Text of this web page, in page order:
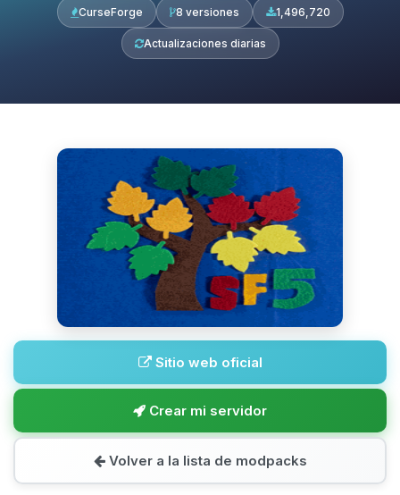
CurseForge 8 versiones 1,496,720
Actualizaciones diarias
Sitio web oficial
Crear mi servidor
Volver a la lista de modpacks